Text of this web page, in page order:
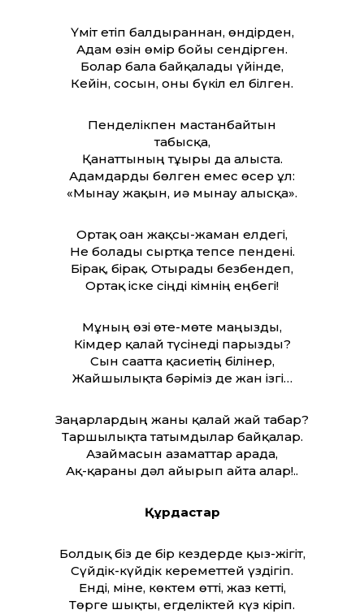
Үміт етіп балдырғаннан, өндірден,
Адам өзін өмір бойы сендірген.
Болар бала байқалады үйінде,
Кейін, сосын, оны бүкіл ел білген.
Пенделікпен мастанбайтын
табысқа,
Қанат­тының тұғыры да алыста.
Адамдарды бөлген емес өсер ұл:
«Мынау жақын, иә мынау алысқа».
Ортақ оған жақсы-жаман елдегі,
Не болады сыртқа тепсе пендені.
Бірақ, бірақ. Отырады безбендеп,
Ортақ іске сіңді кімнің еңбегі!
Мұның өзі өте-мөте маңызды,
Кімдер қалай түсінеді парызды?
Сын сағат­та қасиетің білінер,
Жайшылықта бәріміз де жан ізгі…
Заңғарлардың жаны қалай жай табар?
Таршылықта татымдылар байқалар.
Азаймасын азамат­тар арада,
Ақ-қараны дәл айырып айта алар!..
Құрдастар
Болдық біз де бір кездерде қыз-жігіт,
Сүйдік-күйдік керемет­тей үздігіп.
Енді, міне, көктем өт­ті, жаз кет­ті,
Төрге шықты, егделіктей күз кіріп.